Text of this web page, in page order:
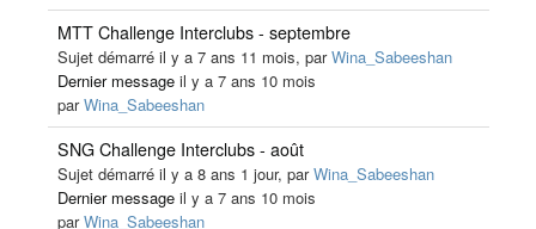
MTT Challenge Interclubs - septembre
Sujet démarré il y a 7 ans 11 mois, parWina_Sabeeshan
Dernier messageil y a 7 ans 10 mois
parWina_Sabeeshan
SNG Challenge Interclubs - août
Sujet démarré il y a 8 ans 1 jour, parWina_Sabeeshan
Dernier messageil y a 7 ans 10 mois
parWina_Sabeeshan